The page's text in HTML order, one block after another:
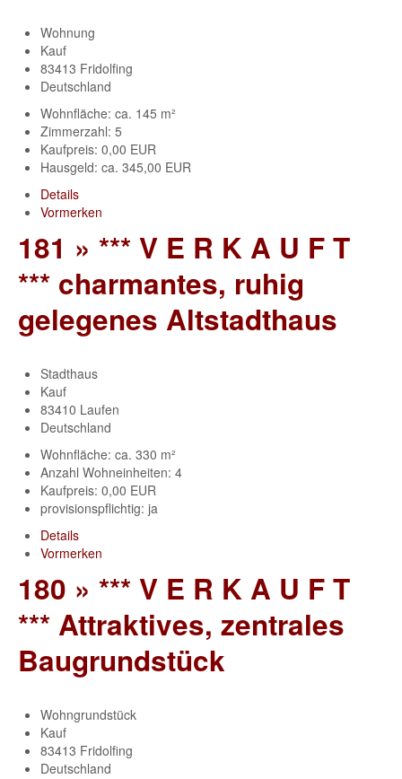
Wohnung
Kauf
83413 Fridolfing
Deutschland
Wohnfläche: ca. 145 m²
Zimmerzahl: 5
Kaufpreis: 0,00 EUR
Hausgeld: ca. 345,00 EUR
Details
Vormerken
181 » *** V E R K A U F T
*** charmantes, ruhig
gelegenes Altstadthaus
Stadthaus
Kauf
83410 Laufen
Deutschland
Wohnfläche: ca. 330 m²
Anzahl Wohneinheiten: 4
Kaufpreis: 0,00 EUR
provisionspflichtig: ja
Details
Vormerken
180 » *** V E R K A U F T
*** Attraktives, zentrales
Baugrundstück
Wohngrundstück
Kauf
83413 Fridolfing
Deutschland